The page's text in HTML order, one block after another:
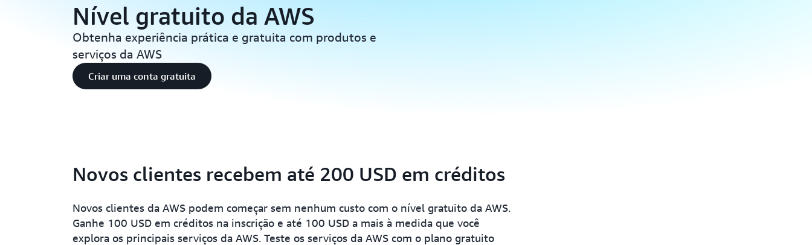
Nível gratuito da AWS
Obtenha experiência prática e gratuita com produtos e
serviços da AWS
Criar uma conta gratuita
Novos clientes recebem até 200 USD em créditos
Novos clientes da AWS podem começar sem nenhum custo com o nível gratuito da AWS.
Ganhe 100 USD em créditos na inscrição e até 100 USD a mais à medida que você
explora os principais serviços da AWS. Teste os serviços da AWS com o plano gratuito